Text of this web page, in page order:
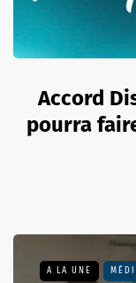
Accord
pourra
A LA UNE